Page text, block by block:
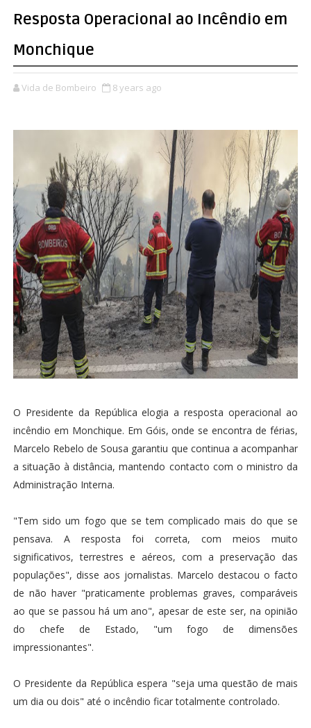
Resposta Operacional ao Incêndio em
Monchique
Vida de Bombeiro 8 years ago
O Presidente da República elogia a resposta operacional ao
incêndio em Monchique. Em Góis, onde se encontra de férias,
Marcelo Rebelo de Sousa garantiu que continua a acompanhar
a situação à distância, mantendo contacto com o ministro da
Administração Interna.
"Tem sido um fogo que se tem complicado mais do que se
pensava. A resposta foi correta, com meios muito
significativos, terrestres e aéreos, com a preservação das
populações", disse aos jornalistas. Marcelo destacou o facto
de não haver "praticamente problemas graves, comparáveis
ao que se passou há um ano", apesar de este ser, na opinião
do chefe de Estado, "um fogo de dimensões
impressionantes".
O Presidente da República espera "seja uma questão de mais
um dia ou dois" até o incêndio ficar totalmente controlado.